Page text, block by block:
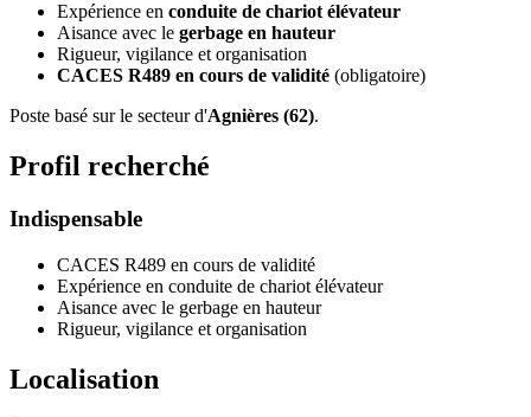
Expérience en conduite de chariot élévateur
Aisance avec le gerbage en hauteur
Rigueur, vigilance et organisation
CACES R489 en cours de validité (obligatoire)
Poste basé sur le secteur d'Agnières (62).
Profil recherché
Indispensable
CACES R489 en cours de validité
Expérience en conduite de chariot élévateur
Aisance avec le gerbage en hauteur
Rigueur, vigilance et organisation
Localisation